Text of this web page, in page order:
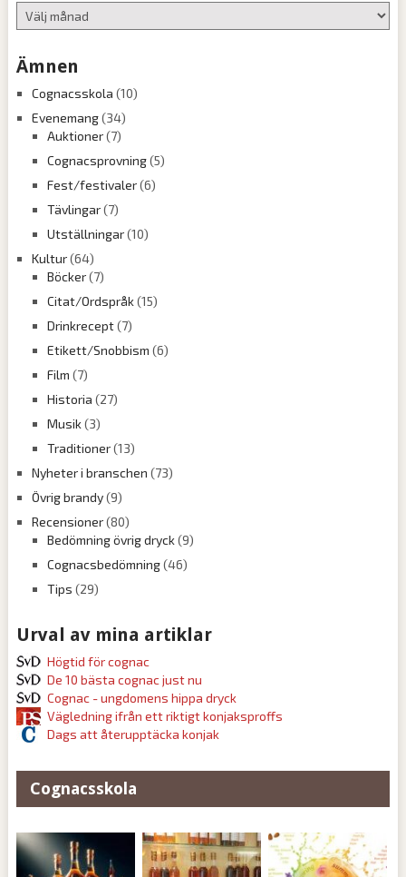
Arkiv
Ämnen
Cognacsskola (10)
Evenemang(34)
Auktioner(7)
Cognacsprovning(5)
Fest/festivaler(6)
Tävlingar(7)
Utställningar(10)
Kultur(64)
Böcker(7)
Citat/Ordspråk(15)
Drinkrecept(7)
Etikett/Snobbism (6)
Film (7)
Historia (27)
Musik(3)
Traditioner(13)
Nyheter i branschen (73)
Övrig brandy(9)
Recensioner(80)
Bedömning övrig dryck(9)
Cognacsbedömning(46)
Tips (29)
Urval av mina artiklar
Högtid för cognac
De 10 bästa cognac just nu
Cognac - ungdomens hippa dryck
Vägledning ifrån ett riktigt konjaksproffs
Dags att återupptäcka konjak
Cognacsskola